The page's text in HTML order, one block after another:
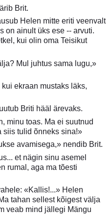
Brit.
Helen mitte eriti veenvalt
on ainult üks ese -- arvuti.
kui olin oma Teisikut
Mul juhtus sama lugu,»
ekraan mustaks läks,
Briti hääl ärevaks.
minu toas. Ma ei suutnud
siis tulid õnneks sina!»
avamisega,» nendib Brit.
et nägin sinu asemel
rumal, aga ma tõesti
«Kallis!...» Helen
tahan sellest kõigest välja
veab mind jällegi Mängu